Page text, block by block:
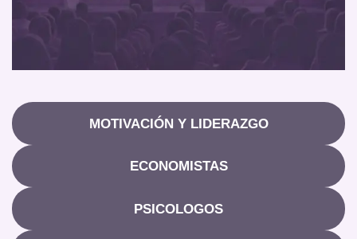
MOTIVACIÓN Y LIDERAZGO
ECONOMISTAS
PSICOLOGOS